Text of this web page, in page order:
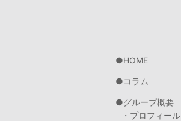
HOME
コラム
グループ概要
・プロフィール